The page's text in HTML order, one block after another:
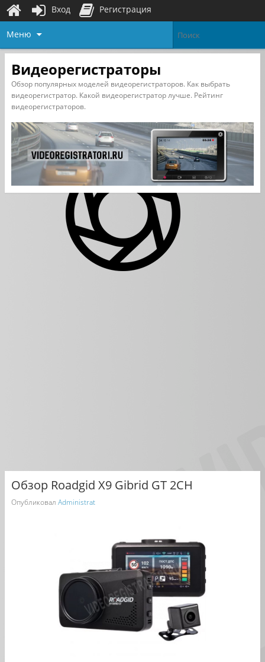
Меню
Видеорегистраторы
Обзор популярных моделей видеорегистраторов. Как выбрать
видеорегистратор. Какой видеорегистратор лучше. Рейтинг
видеорегистраторов.
Обзор Roadgid X9 Gibrid GT 2CH
Опубликовал Administrat
Вход Регистрация